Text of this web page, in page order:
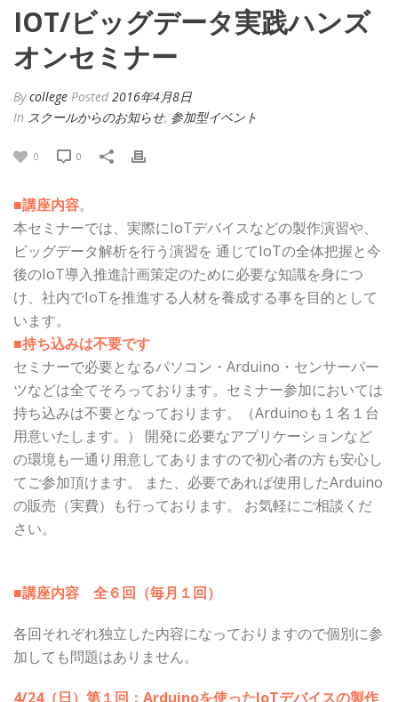
IOT/ビッグデータ実践ハンズ
オンセミナー
Bycollege Posted 2016年4月8日
In スクールからのお知らせ, 参加型イベント
0 0
■講座内容。
本セミナーでは、実際にIoTデバイスなどの製作演習や、
ビッグデータ解析を行う演習を 通じてIoTの全体把握と今
後のIoT導入推進計画策定のために必要な知識を身につ
け、社内でIoTを推進する人材を養成する事を目的として
います。
■持ち込みは不要です
セミナーで必要となるパソコン・Arduino・センサーパー
ツなどは全てそろっております。セミナー参加においては
持ち込みは不要となっております。（Arduinoも１名１台
用意いたします。） 開発に必要なアプリケーションなど
の環境も一通り用意してありますので初心者の方も安心し
てご参加頂けます。 また、必要であれば使用したArduino
の販売（実費）も行っております。 お気軽にご相談くだ
さい。
■講座内容 全６回（毎月１回）
各回それぞれ独立した内容になっておりますので個別に参
加しても問題はありません。
4/24（日）第１回：Arduinoを使ったIoTデバイスの製作